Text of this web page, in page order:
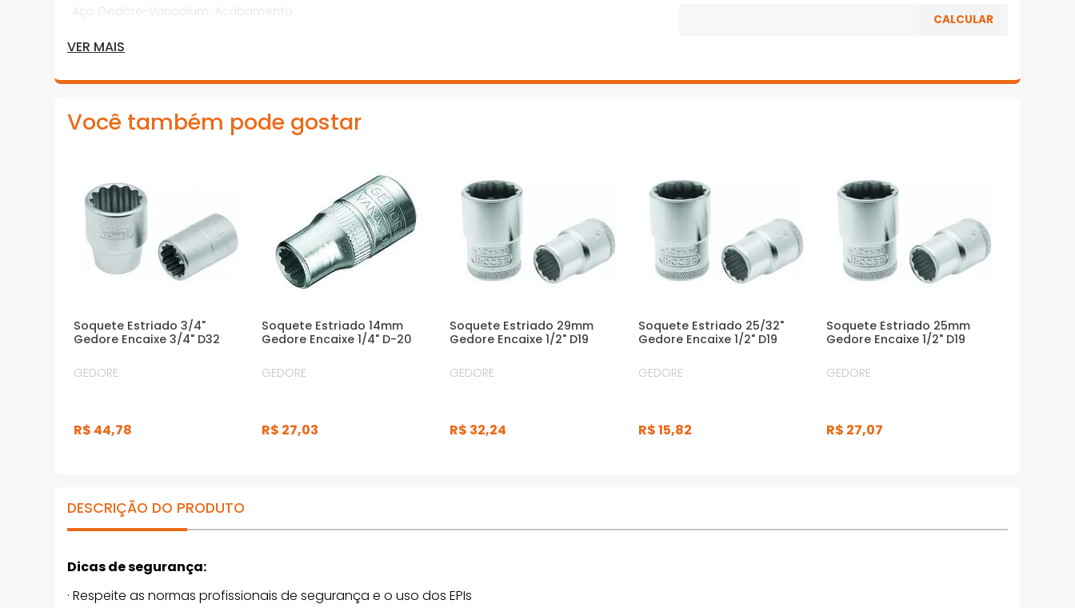
· Aço Gedore-Vanadium. Acabamento
acessórios manuais com encaixe
- C 12.5, ISO 1174. Indicado para parafusos e
externo
VER MAIS
Você também pode gostar
Soquete Estriado 3/4"
Gedore Encaixe 3/4" D32
GEDORE
R$ 44,78
Soquete Estriado 14mm
Gedore Encaixe 1/4" D-20
GEDORE
R$ 27,03
Soquete Estriado 29mm
Gedore Encaixe 1/2" D19
GEDORE
R$ 32,24
Soquete Estriado 25/32"
Gedore Encaixe 1/2" D19
GEDORE
R$15,82
Soquete Estriado 25mm
Gedore Encaixe 1/2" D19
GEDORE
R$ 27,07
DESCRIÇÃO DO PRODUTO
Dicas de segurança:
· Respeite as normas profissionais de segurança e o uso dos EPIs